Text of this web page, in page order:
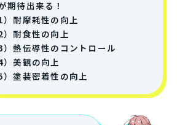
期待出来る！
1）耐摩耗性の向上
2）耐食性の向上
3）熱伝導性のコントロール
4）美観の向上
5）塗装密着性の向上